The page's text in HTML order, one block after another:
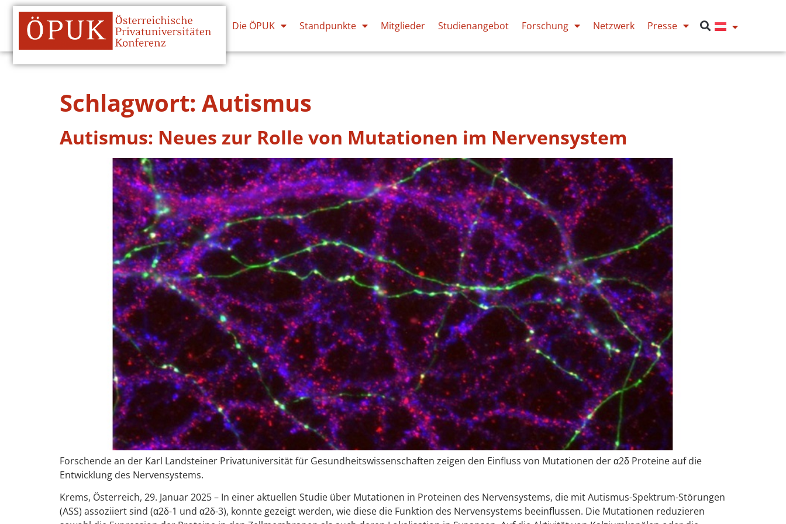
Die ÖPUK Standpunkte Mitglieder Studienangebot Forschung Netzwerk Presse
Schlagwort: Autismus
Autismus: Neues zur Rolle von Mutationen im Nervensystem
Forschende an der Karl Landsteiner Privatuniversität für Gesundheitswissenschaften zeigen den Einfluss von Mutationen der α2δ Proteine auf die
Entwicklung des Nervensystems.
Krems, Österreich, 29. Januar 2025 – In einer aktuellen Studie über Mutationen in Proteinen des Nervensystems, die mit Autismus-Spektrum-Störungen
(ASS) assoziiert sind (α2δ-1 und α2δ-3), konnte gezeigt werden, wie diese die Funktion des Nervensystems beeinflussen. Die Mutationen reduzieren